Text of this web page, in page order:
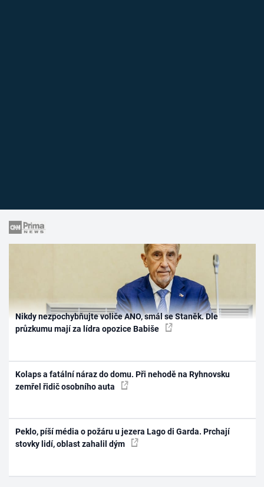
Nikdy nezpochybňujte voliče ANO, smál se Staněk. Dle
průzkumu mají za lídra opozice Babiše
Kolaps a fatální náraz do domu. Při nehodě na Ryhnovsku
zemřel řidič osobního auta
Peklo, píší média o požáru u jezera Lago di Garda. Prchají
stovky lidí, oblast zahalil dým